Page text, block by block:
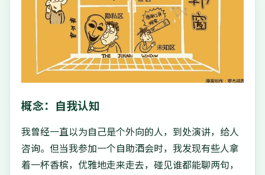
概念：自我认知
我曾经一直以为自己是个外向的人，到处演讲，给人
咨询。但当我参加一个自助酒会时，我发现有些人拿
着一杯香槟，优雅地走来走去，碰见谁都能聊两句，